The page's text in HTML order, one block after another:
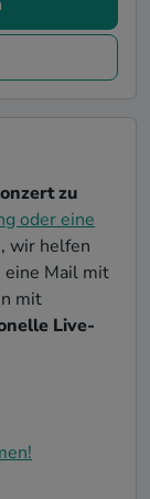
zu
oder eine
wir helfen
eine Mail mit
mit
Live-